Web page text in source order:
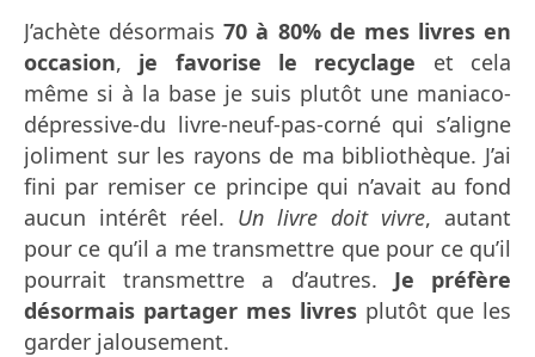
J’achète désormais70 à 80% de mes livres en
occasion, je favorise le recyclage et cela
même si à la base je suis plutôt une maniaco-
dépressive-du livre-neuf-pas-corné qui s’aligne
joliment sur les rayons de ma bibliothèque. J’ai
fini par remiser ce principe qui n’avait au fond
aucun intérêt réel. Un livre doit vivre, autant
pour ce qu’il a me transmettre que pour ce qu’il
pourrait transmettre a d’autres. Je préfère
désormais partager mes livres plutôt que les
garder jalousement.